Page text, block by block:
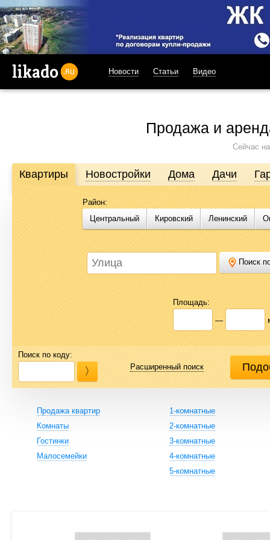
Новости Статьи Видео
Продажа и
Сейчас
Продажа и аренда недвижимости в Омске
Likado.ru – сайт актуальных и достоверных объявлений по
или купить квартиру, найти землю под строительство,
Likado.ru, чтобы сэкономить время и силы в поисках нужного
Квартиры Новостройки Дома Дачи
Район:
Центральный
Кировский Ленинский
Поиск
Площадь:
—
Поиск по коду:
Расширенный поиск
Продажа квартир
Комнаты
Гостинки
Малосемейки
1-комнатные
2-комнатные
3-комнатные
4-комнатные
5-комнатные